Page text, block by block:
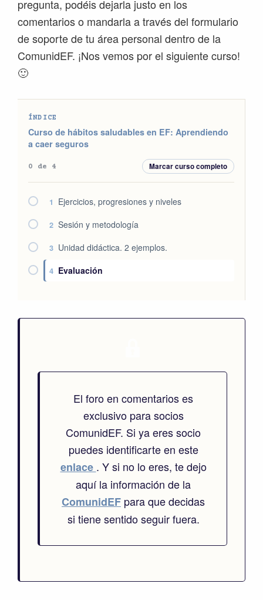
pregunta, podéis dejarla justo en los
comentarios o mandarla a través del formulario
de soporte de tu área personal dentro de la
ComunidEF. ¡Nos vemos por el siguiente curso!
🙂
ÍNDICE
Curso de hábitos saludables en EF: Aprendiendo
a caer seguros
0 de 4 Marcar curso completo
1 Ejercicios, progresiones y niveles
2 Sesión y metodología
3 Unidad didáctica. 2 ejemplos.
4 Evaluación
El foro en comentarios es
exclusivo para socios
ComunidEF. Si ya eres socio
puedes identificarte en este
enlace . Y si no lo eres, te dejo
aquí la información de la
ComunidEF para que decidas
si tiene sentido seguir fuera.